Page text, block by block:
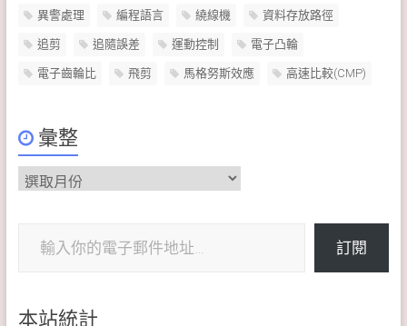
異警處理 編程語言 繞線機 資料存放路徑
追剪 追隨誤差 運動控制 電子凸輪
電子齒輪比 飛剪 馬格努斯效應 高速比較(CMP)
彙整
彙
整
訂閱
本站統計